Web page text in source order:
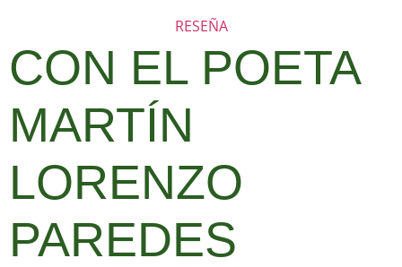
RESEÑA
CON EL POETA
MARTÍN
LORENZO
PAREDES